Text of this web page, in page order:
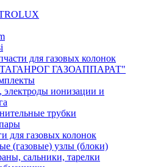
для газовых колонок
ГАЗОАППАРАТ"
электроды ионизации и
трубки
для газовых колонок
(газовые) узлы (блоки)
сальники, тарелки